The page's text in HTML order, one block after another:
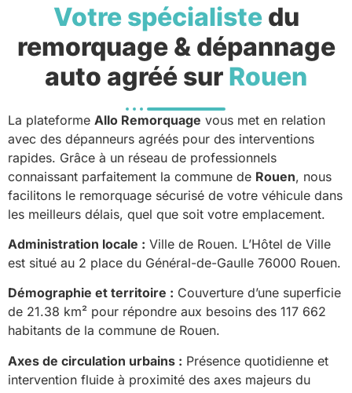
Votre spécialistedu
remorquage & dépannage
auto agréé sur Rouen
La plateforme Allo Remorquage vous met en relation
avec des dépanneurs agréés pour des interventions
rapides. Grâce à un réseau de professionnels
connaissant parfaitement la commune de Rouen, nous
facilitons le remorquage sécurisé de votre véhicule dans
les meilleurs délais, quel que soit votre emplacement.
Administration locale : Ville de Rouen. L’Hôtel de Ville
est situé au 2 place du Général-de-Gaulle 76000 Rouen.
Démographie et territoire : Couverture d’une superficie
de 21.38 km² pour répondre aux besoins des 117 662
habitants de la commune de Rouen.
Axes de circulation urbains : Présence quotidienne et
intervention fluide à proximité des axes majeurs du